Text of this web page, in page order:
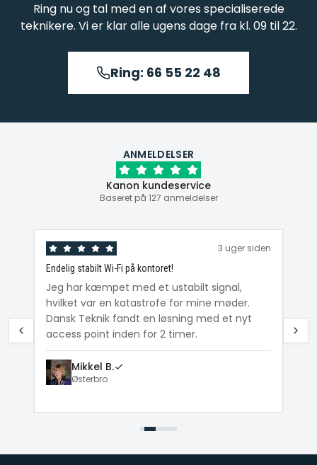
Ring nu og tal med en af vores specialiserede
teknikere. Vi er klar alle ugens dage fra kl. 09 til 22.
Ring: 66 55 22 48
ANMELDELSER
Kanon kundeservice
Baseret på 127 anmeldelser
3 uger siden
Endelig stabilt Wi-Fi på kontoret!
Jeg har kæmpet med et ustabilt signal,
hvilket var en katastrofe for mine møder.
Dansk Teknik fandt en løsning med et nyt
access point inden for 2 timer.
Mikkel B.
Østerbro